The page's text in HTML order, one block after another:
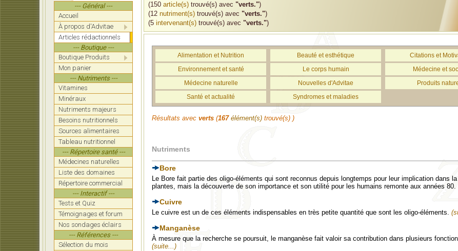
--- Général ---
Accueil
À propos d'Advitae
Articles rédactionnels
--- Boutique ---
Boutique Produits
Mon panier
--- Nutriments ---
Vitamines
Minéraux
Nutriments majeurs
Besoins nutritionnels
Sources alimentaires
Tableau nutritionnel
--- Répertoire santé ---
Médecines naturelles
Liste des domaines
Répertoire commercial
--- Interactif ---
Tests et Quiz
Témoignages et forum
Nos sondages éclairs
--- Références ---
Sélection du mois
(150 article(s) trouvé(s) avec "verts.")
(12 nutriment(s) trouvé(s) avec "verts.")
(5 intervenant(s) trouvé(s) avec "verts.")
Alimentation et Nutrition Beauté et esthétique
Citations et
Environnement et santé
Le corps humain
Médecine et
Médecine naturelle
Nouvelles d'Advitae
Produits
Santé et actualité
Syndromes et maladies
Résultats avec verts (167 élément(s) trouvé(s) )
Nutriments
Bore
Le Bore fait partie des oligo-éléments qui sont reconnus depuis longtemps pour leur implication dans
plantes, mais la découverte de son importance et son utilité pour les humains remonte aux années 80.
Cuivre
Le cuivre est un de ces éléments indispensables en très petite quantité que sont les oligo-éléments.
Manganèse
À mesure que la recherche se poursuit, le manganèse fait valoir sa contribution dans plusieurs
(suite...)